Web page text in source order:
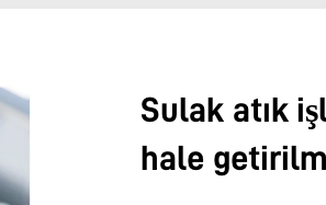
Sulak atık
hale